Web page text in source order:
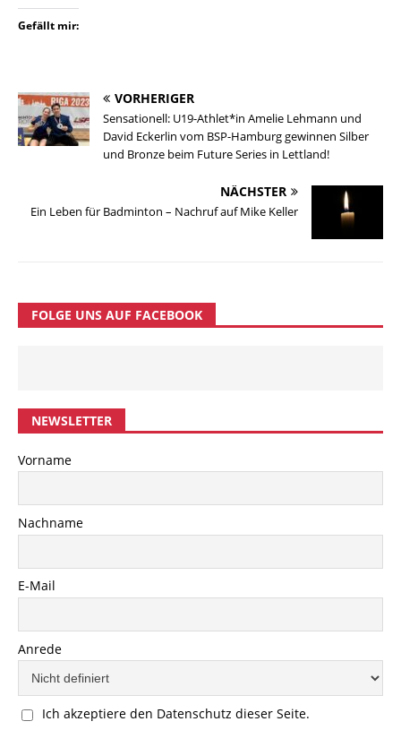
Gefällt mir:
VORHERIGER
Sensationell: U19-Athlet*in Amelie Lehmann und
David Eckerlin vom BSP-Hamburg gewinnen Silber
und Bronze beim Future Series in Lettland!
NÄCHSTER
Ein Leben für Badminton – Nachruf auf Mike Keller
FOLGE UNS AUF FACEBOOK
NEWSLETTER
Vorname
Nachname
E-Mail
Anrede
Ich akzeptiere den Datenschutz dieser Seite.